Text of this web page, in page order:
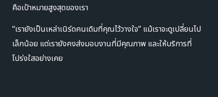
คือเป้าหมายสูงสุดของเรา
“เรายังเป็นเหล่าเนิร์ดคนเดิมที่คุณไว้วางใจ” แม้เราจะดูเปลี่ยนไป
เล็กน้อย แต่เรายังคงส่งมอบงานที่มีคุณภาพ และให้บริการที่
โปร่งใสอย่างเคย